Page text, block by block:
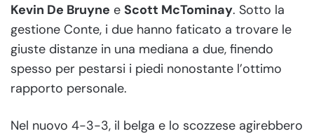
Kevin De Bruyne e Scott McTominay. Sotto la
gestione Conte, i due hanno faticato a trovare le
giuste distanze in una mediana a due, finendo
spesso per pestarsi i piedi nonostante l’ottimo
rapporto personale.
Nel nuovo 4-3-3, il belga e lo scozzese agirebbero